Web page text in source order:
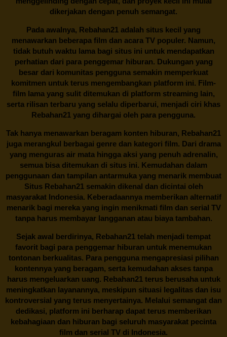
dikerjakan dengan penuh semangat.
Pada awalnya, Rebahan21 adalah situs kecil yang
menawarkan beberapa film dan acara TV populer. Namun,
tidak butuh waktu lama bagi situs ini untuk mendapatkan
perhatian dari para penggemar hiburan. Dukungan yang
besar dari komunitas pengguna semakin memperkuat
komitmen untuk terus mengembangkan platform ini. Film-
film lama yang sulit ditemukan di platform streaming lain,
serta rilisan terbaru yang selalu diperbarui, menjadi ciri khas
Rebahan21 yang dihargai oleh para pengguna.
Tak hanya menawarkan beragam konten hiburan, Rebahan21
juga merangkul berbagai genre dan kategori film. Dari drama
yang menguras air mata hingga aksi yang penuh adrenalin,
semua bisa ditemukan di situs ini. Kemudahan dalam
penggunaan dan tampilan antarmuka yang menarik membuat
Situs Rebahan21semakin dikenal dan dicintai oleh
masyarakat Indonesia. Keberadaannya memberikan alternatif
menarik bagi mereka yang ingin menikmati film dan serial TV
tanpa harus membayar langganan atau biaya tambahan.
Sejak awal berdirinya, Rebahan21 telah menjadi tempat
favorit bagi para penggemar hiburan untuk menemukan
tontonan berkualitas. Para pengguna mengapresiasi pilihan
kontennya yang beragam, serta kemudahan akses tanpa
harus mengeluarkan uang. Rebahan21terus berusaha untuk
meningkatkan layanannya, meskipun situasi legalitas dan isu
kontroversial yang terus menyertainya. Melalui semangat dan
dedikasi, platform ini berharap dapat terus memberikan
kebahagiaan dan hiburan bagi seluruh masyarakat pecinta
film dan serial TV di Indonesia.